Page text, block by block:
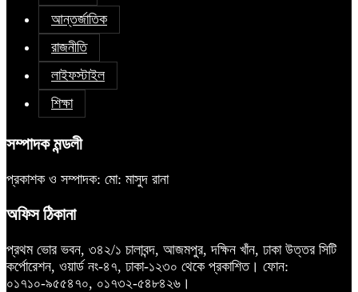
আন্তর্জাতিক
রাজনীতি
লাইফস্টাইল
শিক্ষা
সম্পাদক মন্ডলী
প্রকাশক ও সম্পাদক: মো: মাসুদ রানা
অফিস ঠিকানা
প্রথম ভোর ভবন, ৩৪২/১ চালাবন্দ, আজমপুর, দক্ষিন খাঁন, ঢাকা উত্তর সিটি
কর্পোরেশন, ওয়ার্ড নং-৪৭, ঢাকা-১২৩০ থেকে প্রকাশিত। ফোন:
০১৭১০-৯৫৫৪৭০, ০১৭৩২-৫৪৮৪২৬।